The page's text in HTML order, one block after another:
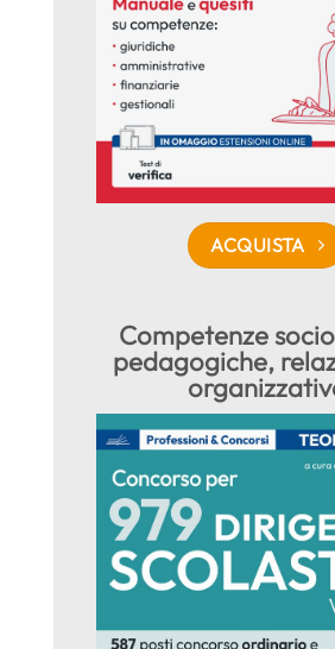
ACQUISTA
Competenze
pedagogiche,